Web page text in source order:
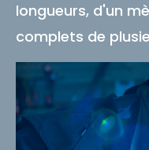
longueurs, d'un
complets de